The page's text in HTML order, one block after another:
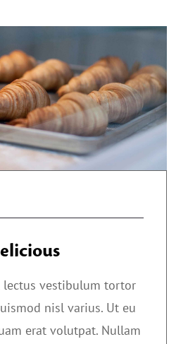
KONTAKT
lectus vestibulum tortor
nisl varius. Ut eu
erat volutpat. Nullam